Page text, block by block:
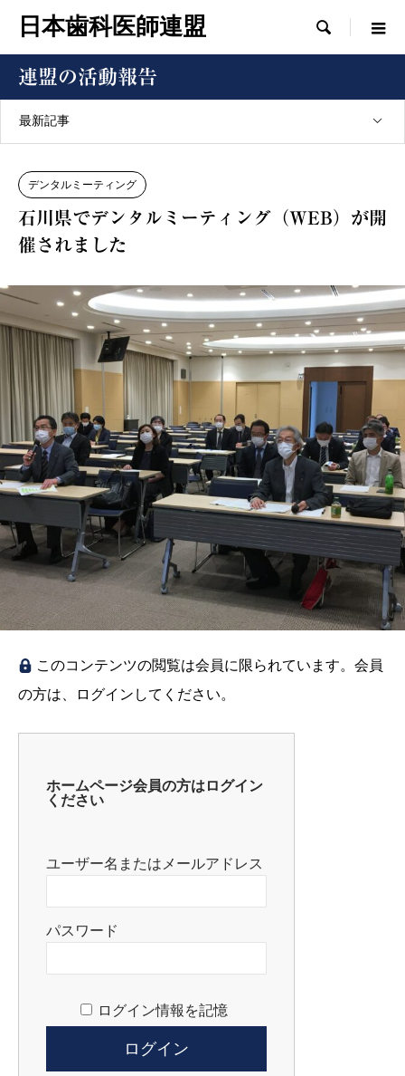
日本歯科医師連盟 
連盟の活動報告
最新記事
デンタルミーティング
石川県でデンタルミーティング（WEB）が開
催されました
このコンテンツの閲覧は会員に限られています。会員
の方は、ログインしてください。
ホームページ会員の方はログイン
ください
ユーザー名またはメールアドレス
パスワード
ログイン情報を記憶